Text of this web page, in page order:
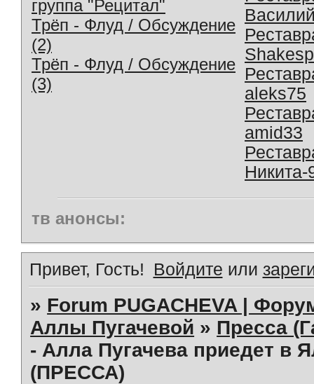
группа "Рецитал"
Трёп - Флуд / Обсуждение
(2)
Трёп - Флуд / Обсуждение
(3)
aleks75
amid33
Никита-
тв анонсы:
Привет, Гость! Войдите или
» Forum PUGACHEVA |
Аллы Пугачевой » Пресса
- Алла Пугачева приедет в
(ПРЕССА)